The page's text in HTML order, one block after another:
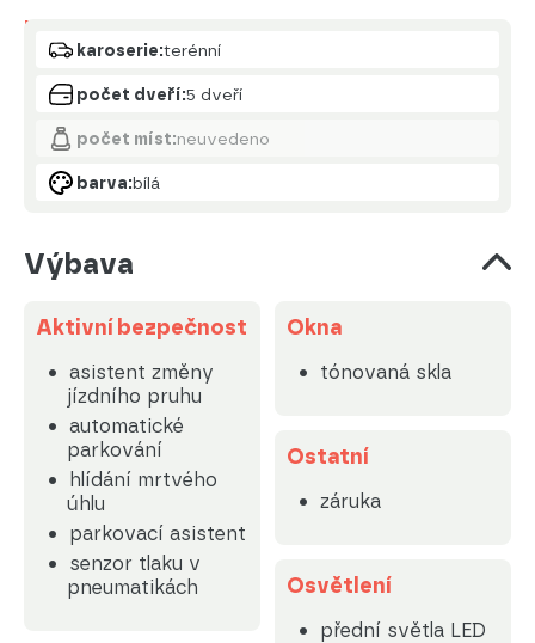
Karoserie
karoserie:terénní
počet dveří:5 dveří
počet míst:neuvedeno
barva:bílá
Výbava
Aktivní bezpečnost
asistent změny
jízdního pruhu
automatické
parkování
hlídání mrtvého
úhlu
parkovací asistent
senzor tlaku v
pneumatikách
Okna
tónovaná skla
Ostatní
záruka
Osvětlení
přední světla LED